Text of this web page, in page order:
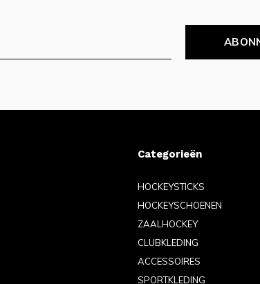
Categorieën
HOCKEYSTICKS
HOCKEYSCHOENEN
ZAALHOCKEY
CLUBKLEDING
ACCESSOIRES
SPORTKLEDING